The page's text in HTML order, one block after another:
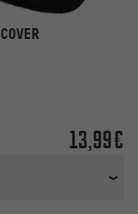
13,99€